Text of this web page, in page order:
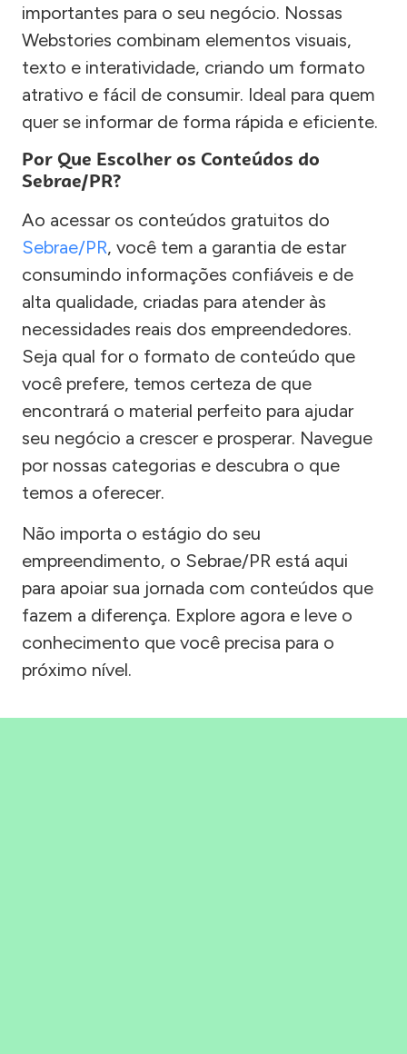
importantes para o seu negócio. Nossas
Webstories combinam elementos visuais,
texto e interatividade, criando um formato
atrativo e fácil de consumir. Ideal para quem
quer se informar de forma rápida e eficiente.
Por Que Escolher os Conteúdos do
Sebrae/PR?
Ao acessar os conteúdos gratuitos do
Sebrae/PR, você tem a garantia de estar
consumindo informações confiáveis e de
alta qualidade, criadas para atender às
necessidades reais dos empreendedores.
Seja qual for o formato de conteúdo que
você prefere, temos certeza de que
encontrará o material perfeito para ajudar
seu negócio a crescer e prosperar. Navegue
por nossas categorias e descubra o que
temos a oferecer.
Não importa o estágio do seu
empreendimento, o Sebrae/PR está aqui
para apoiar sua jornada com conteúdos que
fazem a diferença. Explore agora e leve o
conhecimento que você precisa para o
próximo nível.